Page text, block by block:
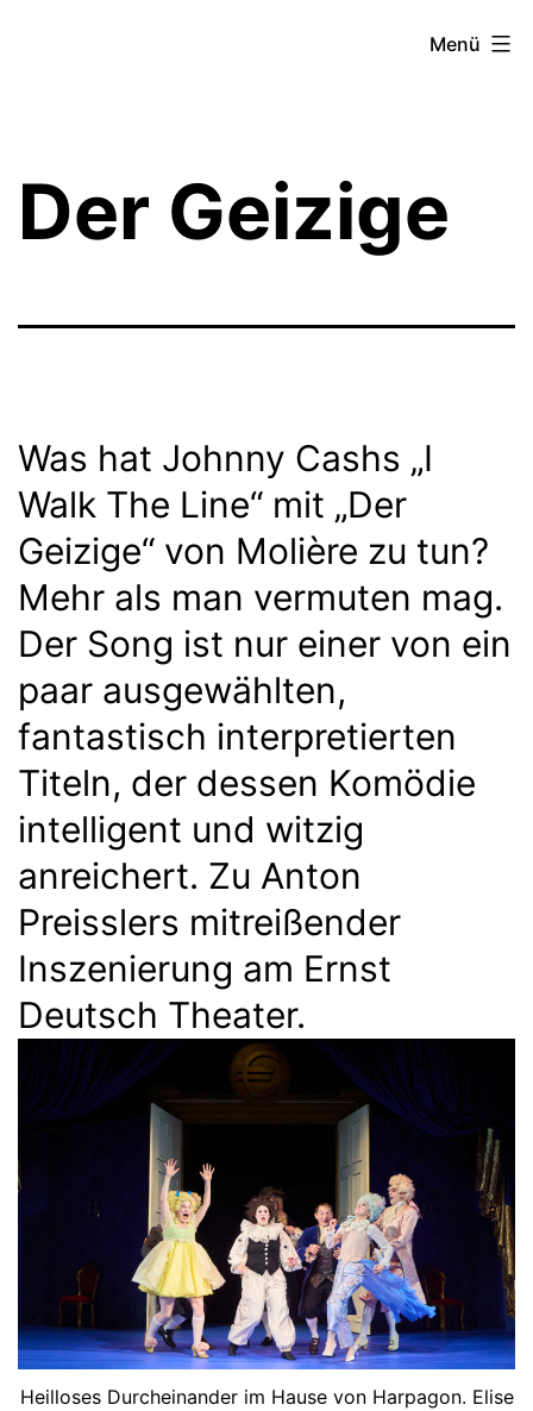
Menü
Der Geizige
Was hat Johnny Cashs „I
Walk The Line“ mit „Der
Geizige“ von Molière zu tun?
Mehr als man vermuten mag.
Der Song ist nur einer von ein
paar ausgewählten,
fantastisch interpretierten
Titeln, der dessen Komödie
intelligent und witzig
anreichert. Zu Anton
Preisslers mitreißender
Inszenierung am Ernst
Deutsch Theater.
Heilloses Durcheinander im Hause von Harpagon. Elise